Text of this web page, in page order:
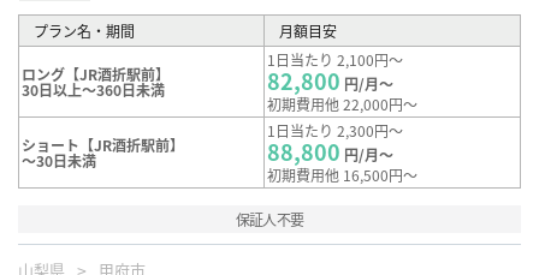
プラン名・期間 月額目安
ロング【JR酒折駅前】
30日以上～360日未満
1日当たり 2,100円～
82,800 円/月～
初期費用他 22,000円～
ショート【JR酒折駅前】
～30日未満
1日当たり 2,300円～
88,800 円/月～
初期費用他 16,500円～
保証人不要
山梨県 甲府市